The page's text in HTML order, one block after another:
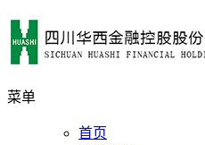
菜单
首页